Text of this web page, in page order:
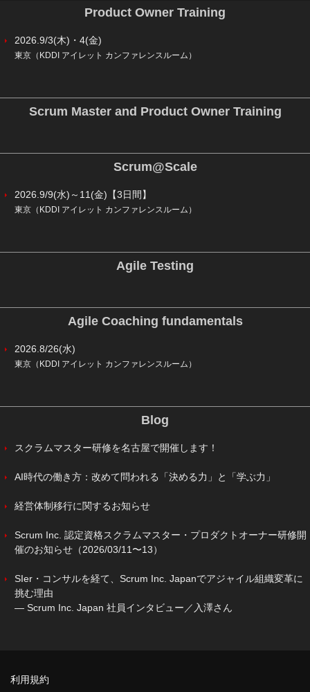
Product Owner Training
2026.9/3(木)・4(金)
東京（KDDI アイレット カンファレンスルーム）
Scrum Master and Product Owner Training
Scrum@Scale
2026.9/9(水)～11(金)【3日間】
東京（KDDI アイレット カンファレンスルーム）
Agile Testing
Agile Coaching fundamentals
2026.8/26(水)
東京（KDDI アイレット カンファレンスルーム）
Blog
スクラムマスター研修を名古屋で開催します！
AI時代の働き方：改めて問われる「決める力」と「学ぶ力」
経営体制移行に関するお知らせ
Scrum Inc. 認定資格スクラムマスター・プロダクトオーナー研修開
催のお知らせ（2026/03/11〜13）
SIer・コンサルを経て、Scrum Inc. Japanでアジャイル組織変革に
挑む理由
― Scrum Inc. Japan 社員インタビュー／入澤さん
利用規約